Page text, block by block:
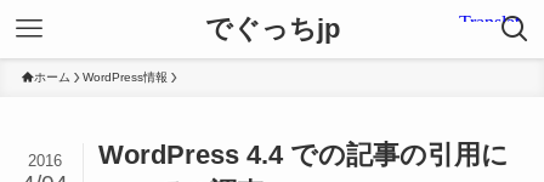
でぐっちjp
ホーム WordPress情報
WordPress 4.4 での記事の引用に
2016